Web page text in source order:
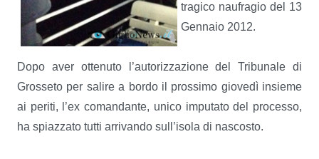
tragico naufragio del 13
Gennaio 2012.
Dopo aver ottenuto l’autorizzazione del Tribunale di
Grosseto per salire a bordo il prossimo giovedì insieme
ai periti, l’ex comandante, unico imputato del processo,
ha spiazzato tutti arrivando sull’isola di nascosto.